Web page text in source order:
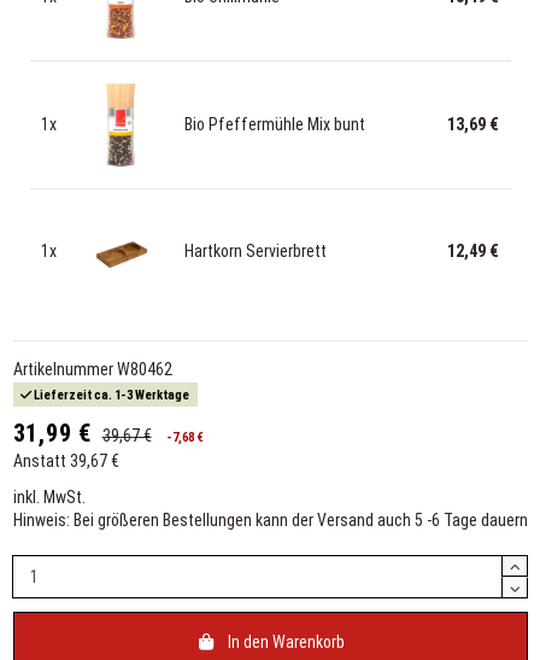
1x Bio Pfeffermühle Mix bunt 13,69 €
1x Hartkorn Servierbrett 12,49 €
Artikelnummer W80462
Lieferzeit ca. 1-3 Werktage
31,99 € 39,67 € -7,68 €
Anstatt 39,67 €
inkl. MwSt.
Hinweis: Bei größeren Bestellungen kann der Versand auch 5 -6 Tage dauern
In den Warenkorb